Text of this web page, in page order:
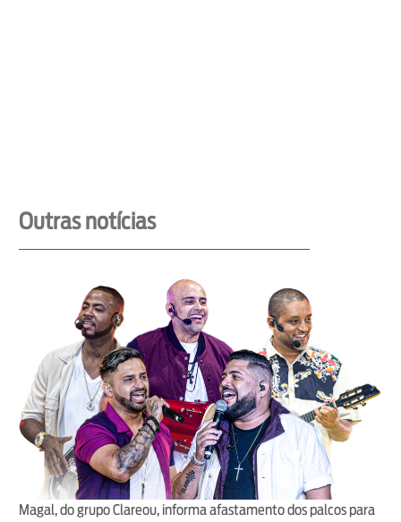
Outras notícias
Magal, do grupo Clareou, informa afastamento dos palcos para